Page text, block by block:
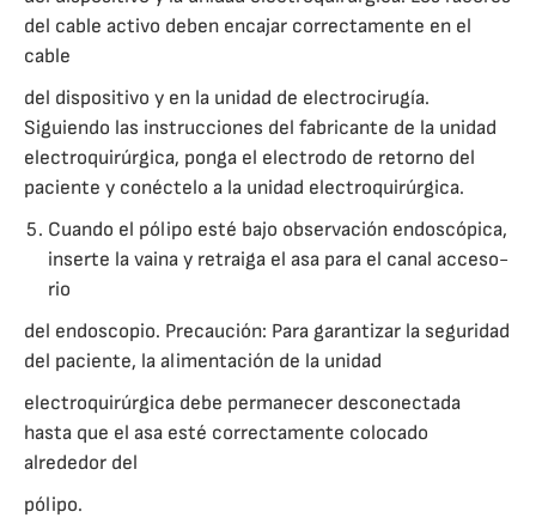
del cable activo deben encajar correctamente en el
cable
del dispositivo y en la unidad de electrocirugía.
Siguiendo las instrucciones del fabricante de la unidad
electroquirúrgica, ponga el electrodo de retorno del
paciente y conéctelo a la unidad electroquirúrgica.
Cuando el pólipo esté bajo observación endoscópica,
inserte la vaina y retraiga el asa para el canal acceso-
rio
del endoscopio. Precaución: Para garantizar la seguridad
del paciente, la alimentación de la unidad
electroquirúrgica debe permanecer desconectada
hasta que el asa esté correctamente colocado
alrededor del
pólipo.